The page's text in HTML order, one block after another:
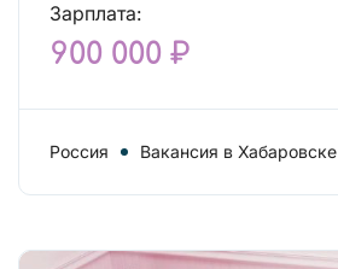
Зарплата:
900 000 ₽
Россия Вакансия в Хабаровске